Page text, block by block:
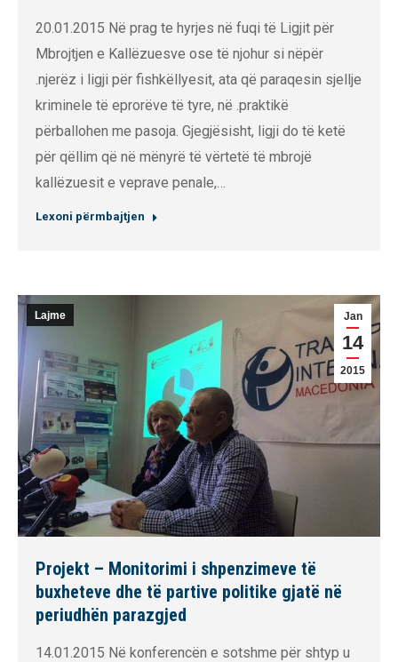
20.01.2015 Në prag te hyrjes në fuqi të Ligjit për
Mbrojtjen e Kallëzuesve ose të njohur si nëpër
.njerëz i ligji për fishkëllyesit, ata që paraqesin sjellje
kriminele të eprorëve të tyre, në .praktikë
përballohen me pasoja. Gjegjësisht, ligji do të ketë
për qëllim që në mënyrë të vërtetë të mbrojë
kallëzuesit e veprave penale,…
Lexoni përmbajtjen
Jan
14
2015
Lajme
Projekt – Monitorimi i shpenzimeve të
buxheteve dhe të partive politike gjatë në
periudhën parazgjed
14.01.2015 Në konferencën e sotshme për shtyp u